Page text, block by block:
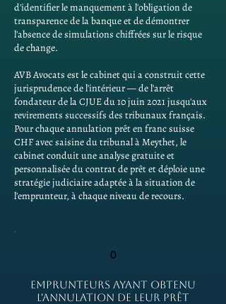
d'identifier le manquement à l'obligation de
transparence de la banque et de démontrer
l'absence de simulations chiffrées sur le risque
de change.
AVB Avocats est le cabinet qui a construit cette
jurisprudence de l'intérieur — de l'arrêt
fondateur de la CJUE du 10 juin 2021 jusqu'aux
revirements successifs des tribunaux français.
Pour chaque annulation prêt en franc suisse
CHF avec saisine du tribunal à Meythet, le
cabinet conduit une analyse gratuite et
personnalisée du contrat de prêt et déploie une
stratégie judiciaire adaptée à la situation de
l'emprunteur, à chaque niveau de recours.
0
EMPRUNTEURS AYANT OBTENU
L'ANNULATION DE LEUR PRÊT